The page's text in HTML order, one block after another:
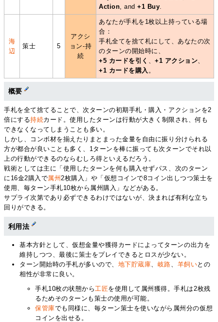
Action, and+1 Buy.
海
辺
策士 5
アクシ
ョン-持
続
あなたが手札を1枚以上持っている場
合：
手札全てを捨て札にして、あなたの次
のターンの開始時に、
+5 カードを引く 、+1 アクション、
+1 カードを購入 。
概要
手札を全て捨てることで、次ターンの初期手札・購入・アクションを2
倍にする持続カード。使用したターンは行動が大きく制限され、何も
できなくなってしまうことも多い。
しかし、コンボ材を揃えたりまとまった金量を自由に振り分けられる
方が都合が良いことも多く、1ターンを棒に振っても次ターンでそれ以
上の行動ができるのならむしろ得といえるだろう。
戦術としては主に「使用したターンを何も購入せずパス、次のターン
に16金2購入で属州2枚購入」や「仮想コインで8コイン出しつつ策士を
使用、毎ターン手札10枚から属州購入」などがある。
サプライ次第であり必ずできるわけではないが、決まれば有利な立ち
回りができる。
利用法
基本方針として、仮想金量や獲得カードによってターンの出力を
維持しつつ、最後に策士をプレイできるとロスが少ない。
ターン開始時の手札が多いので、 地下貯蔵庫、 岐路、 羊飼いとの
相性が非常に良い。
手札10枚の状態から 工匠を使用して属州獲得。手札は2枚残
るためそのターンも策士の使用が可能。
保管庫でも同様に、毎ターン策士を使いながら属州分の仮想
コインを出せる。